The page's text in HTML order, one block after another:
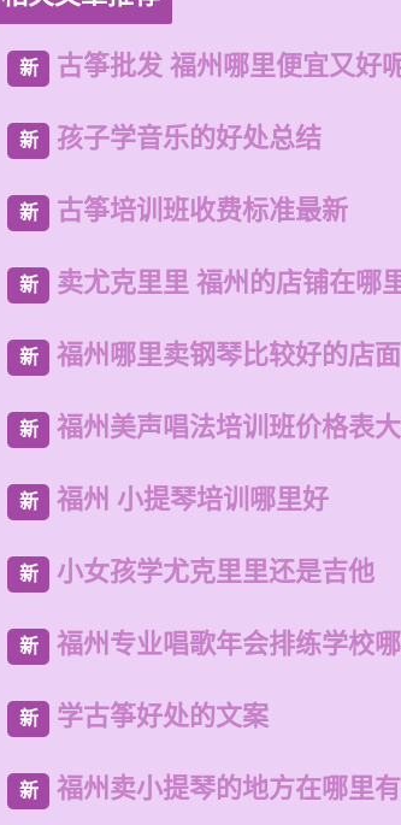
新 古筝批发 福州哪里便宜又好
新 孩子学音乐的好处总结
新 古筝培训班收费标准最新
新 卖尤克里里 福州的店铺在哪
新 福州哪里卖钢琴比较好的店面
新 福州美声唱法培训班价格表
新 福州 小提琴培训哪里好
新 小女孩学尤克里里还是吉他
新 福州专业唱歌年会排练学校
新 学古筝好处的文案
新 福州卖小提琴的地方在哪里